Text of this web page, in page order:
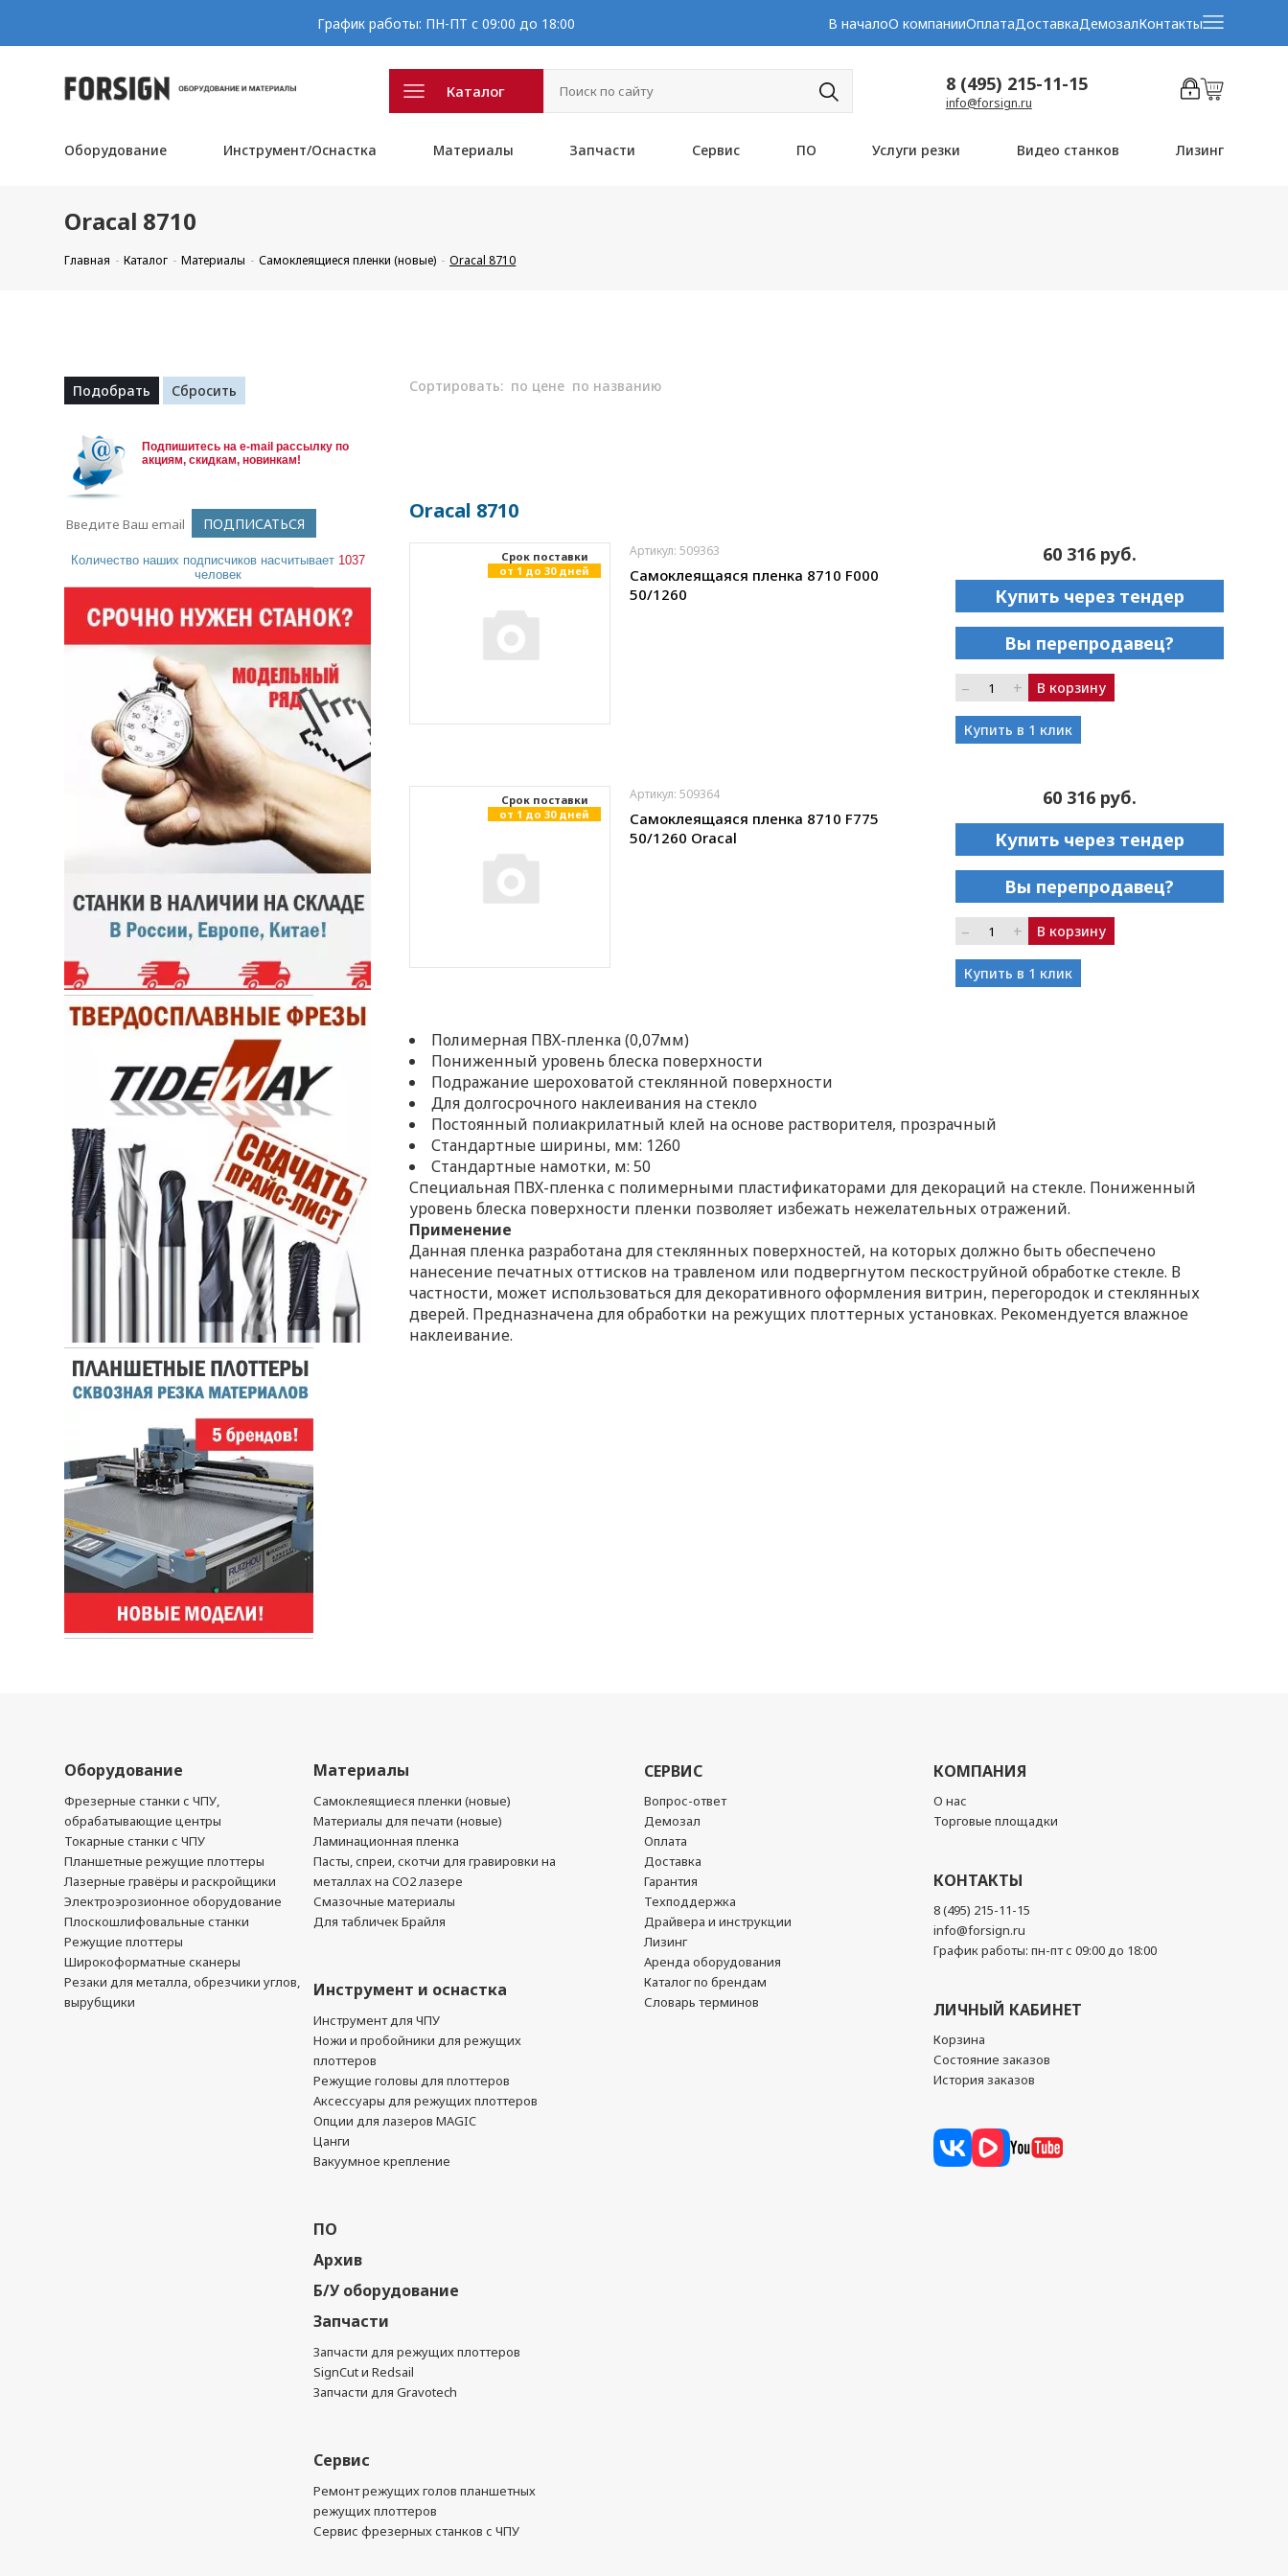
График работы: ПН-ПТ с 09:00 до 18:00 В началоО компанииОплатаДоставкаДемозалКонтакты
Каталог 8 (495) 215-11-15
info@forsign.ru
Оборудование Инструмент/Оснастка Материалы Запчасти Сервис ПО Услуги резки Видео станков Лизинг
Oracal 8710
Главная Каталог Материалы Самоклеящиеся пленки (новые) Oracal 8710
Подпишитесь на e-mail рассылку по
акциям, скидкам, новинкам!
Количество наших подписчиков насчитывает 1037
человек
Сортировать: по цене по названию
Oracal 8710
Cрок поставки
от 1 до 30 дней
Артикул: 509363
Самоклеящаяся пленка 8710 F000
50/1260
60 316 руб.
Купить через тендер
Вы перепродавец?
– + В корзину
Купить в 1 клик
Cрок поставки
от 1 до 30 дней
Артикул: 509364
Самоклеящаяся пленка 8710 F775
50/1260 Oracal
60 316 руб.
Купить через тендер
Вы перепродавец?
– + В корзину
Купить в 1 клик
Полимерная ПВХ-пленка (0,07мм)
Пониженный уровень блеска поверхности
Подражание шероховатой стеклянной поверхности
Для долгосрочного наклеивания на стекло
Постоянный полиакрилатный клей на основе растворителя, прозрачный
Стандартные ширины, мм: 1260
Стандартные намотки, м: 50
Специальная ПВХ-пленка с полимерными пластификаторами для декораций на стекле. Пониженный
уровень блеска поверхности пленки позволяет избежать нежелательных отражений.
Применение
Данная пленка разработана для стеклянных поверхностей, на которых должно быть обеспечено
нанесение печатных оттисков на травленом или подвергнутом пескоструйной обработке стекле. В
частности, может использоваться для декоративного оформления витрин, перегородок и стеклянных
дверей. Предназначена для обработки на режущих плоттерных установках. Рекомендуется влажное
наклеивание.
Оборудование
Фрезерные станки с ЧПУ,
обрабатывающие центры
Токарные станки с ЧПУ
Планшетные режущие плоттеры
Лазерные гравёры и раскройщики
Электроэрозионное оборудование
Плоскошлифовальные станки
Режущие плоттеры
Широкоформатные сканеры
Резаки для металла, обрезчики углов,
вырубщики
Материалы
Самоклеящиеся пленки (новые)
Материалы для печати (новые)
Ламинационная пленка
Пасты, спреи, скотчи для гравировки на
металлах на CO2 лазере
Смазочные материалы
Для табличек Брайля
Инструмент и оснастка
Инструмент для ЧПУ
Ножи и пробойники для режущих
плоттеров
Режущие головы для плоттеров
Аксессуары для режущих плоттеров
Опции для лазеров MAGIC
Цанги
Вакуумное крепление
ПО
Архив
Б/У оборудование
Запчасти
Запчасти для режущих плоттеров
SignCut и Redsail
Запчасти для Gravotech
Сервис
Ремонт режущих голов планшетных
режущих плоттеров
Сервис фрезерных станков с ЧПУ
СЕРВИС
Вопрос-ответ
Демозал
Оплата
Доставка
Гарантия
Техподдержка
Драйвера и инструкции
Лизинг
Аренда оборудования
Каталог по брендам
Словарь терминов
КОМПАНИЯ
О нас
Торговые площадки
КОНТАКТЫ
8 (495) 215-11-15
info@forsign.ru
График работы: пн-пт с 09:00 до 18:00
ЛИЧНЫЙ КАБИНЕТ
Корзина
Состояние заказов
История заказов